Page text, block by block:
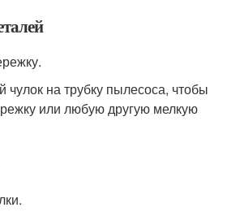
чулок на трубку пылесоса, чтобы
или любую другую мелкую